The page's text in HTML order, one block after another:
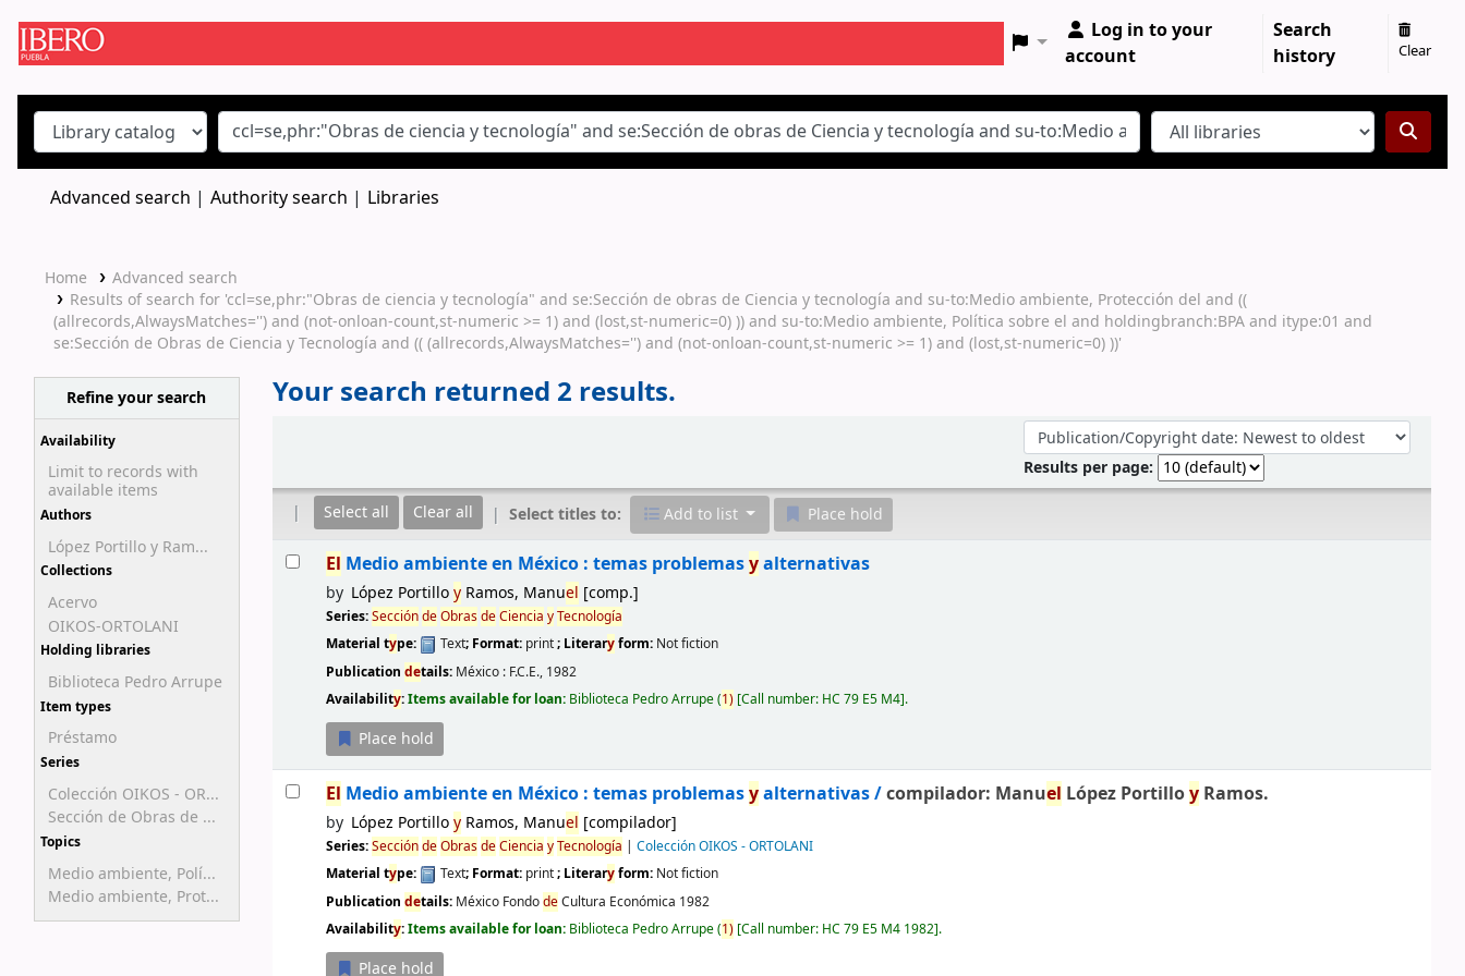
Log in to your
account
Search
history
Clear
Advanced search Authority search Libraries
Home
Advanced search
Results of search for 'ccl=se,phr:"Obras de ciencia y tecnología" and se:Sección de obras de Ciencia y tecnología and su-to:Medio ambiente, Protección del and ((
(allrecords,AlwaysMatches='') and (not-onloan-count,st-numeric >= 1) and (lost,st-numeric=0) )) and su-to:Medio ambiente, Política sobre el and holdingbranch:BPA and itype:01 and
se:Sección de Obras de Ciencia y Tecnología and (( (allrecords,AlwaysMatches='') and (not-onloan-count,st-numeric >= 1) and (lost,st-numeric=0) ))'
Refine your search
Availability
Limit to records with
available items
Authors
López Portillo y Ram...
Collections
Acervo
OIKOS-ORTOLANI
Holding libraries
Biblioteca Pedro Arrupe
Item types
Préstamo
Series
Colección OIKOS - OR...
Sección de Obras de ...
Topics
Medio ambiente, Polí...
Medio ambiente, Prot...
Your search returned 2 results.
Sort by:
Results per page:
Select all
Clear all Select titles to: Add to list Place hold
Results
El Medio ambiente en México : temas problemasyalternativas
by López PortilloyRamos, Manuel [comp.]
Series:SeccióndeObrasdeCiencia yTecnología
Material type: Text; Format: print; Literaryform: Not fiction
Publication details: México : F.C.E., 1982
Availability:Items available for loan: Biblioteca Pedro Arrupe(1) Call number: HC 79 E5 M4 .
Place hold
El Medio ambiente en México : temas problemasyalternativas /compilador: Manuel López PortilloyRamos.
by López PortilloyRamos, Manuel [compilador]
Series:SeccióndeObrasdeCiencia yTecnología
Colección OIKOS - ORTOLANI
Material type: Text; Format: print; Literaryform: Not fiction
Publication details: México FondodeCultura Económica 1982
Availability:Items available for loan: Biblioteca Pedro Arrupe(1) Call number: HC 79 E5 M4 1982 .
Place hold